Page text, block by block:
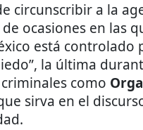
circunscribir a la
ocasiones en las
está
la última
como
sirva en el